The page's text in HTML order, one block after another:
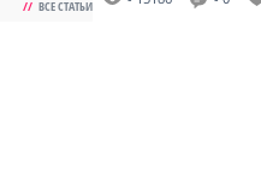
// ВСЕ СТАТЬИ